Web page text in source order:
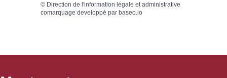
© Direction de l'information légale et administrative
comarquage developpé par baseo.io